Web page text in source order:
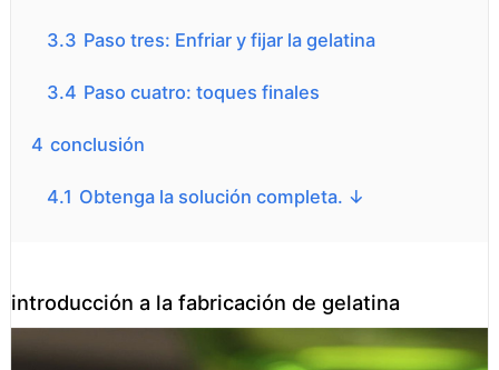
3.3 Paso tres: Enfriar y fijar la gelatina
3.4 Paso cuatro: toques finales
4 conclusión
4.1 Obtenga la solución completa. ↓
introducción a la fabricación de gelatina